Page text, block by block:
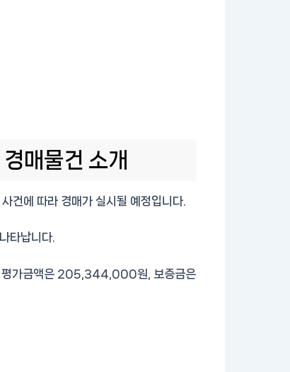
매물건 소개
에 따라 경매가 실시될 예정입니다.
타납니다.
평가금액은 205,344,000원, 보증금은